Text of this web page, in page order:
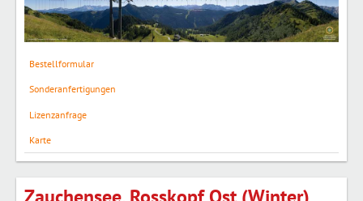
Bestellformular
Sonderanfertigungen
Lizenzanfrage
Karte